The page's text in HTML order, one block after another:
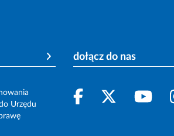
Urzędu
dołącz do nas